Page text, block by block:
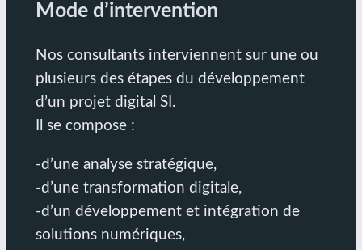
Mode d’intervention
Nos consultants interviennent sur une ou
plusieurs des étapes du développement
d’un projet digital SI.
Il se compose :
-d’une analyse stratégique,
-d’une transformation digitale,
-d’un développement et intégration de
solutions numériques,